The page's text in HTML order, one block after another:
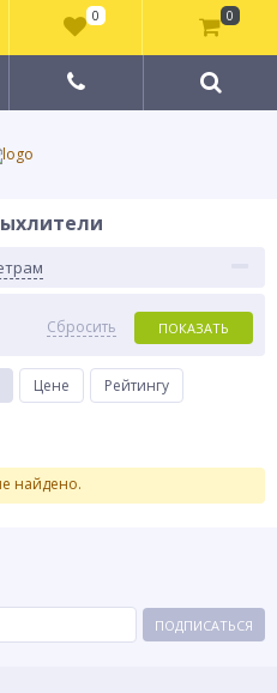
ПОКАЗАТЬ
Сбросить
Цене
Рейтингу
найдено.
ПОДПИСАТЬСЯ
0 0